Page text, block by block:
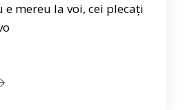
e mereu la voi, cei plecați